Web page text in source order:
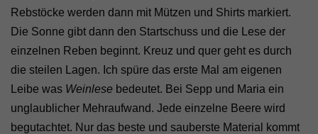
Rebstöcke werden dann mit Mützen und Shirts markiert.
Die Sonne gibt dann den Startschuss und die Lese der
einzelnen Reben beginnt. Kreuz und quer geht es durch
die steilen Lagen. Ich spüre das erste Mal am eigenen
Leibe was Weinlese bedeutet. Bei Sepp und Maria ein
unglaublicher Mehraufwand. Jede einzelne Beere wird
begutachtet. Nur das beste und sauberste Material kommt